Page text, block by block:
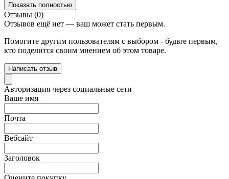
Показать полностью
Отзывы (0)
Отзывов ещё нет — ваш может стать первым.
Помогите другим пользователям с выбором - будьте первым,
кто поделится своим мнением об этом товаре.
Написать отзыв
Авторизация через социальные сети
Ваше имя
Почта
Вебсайт
Заголовок